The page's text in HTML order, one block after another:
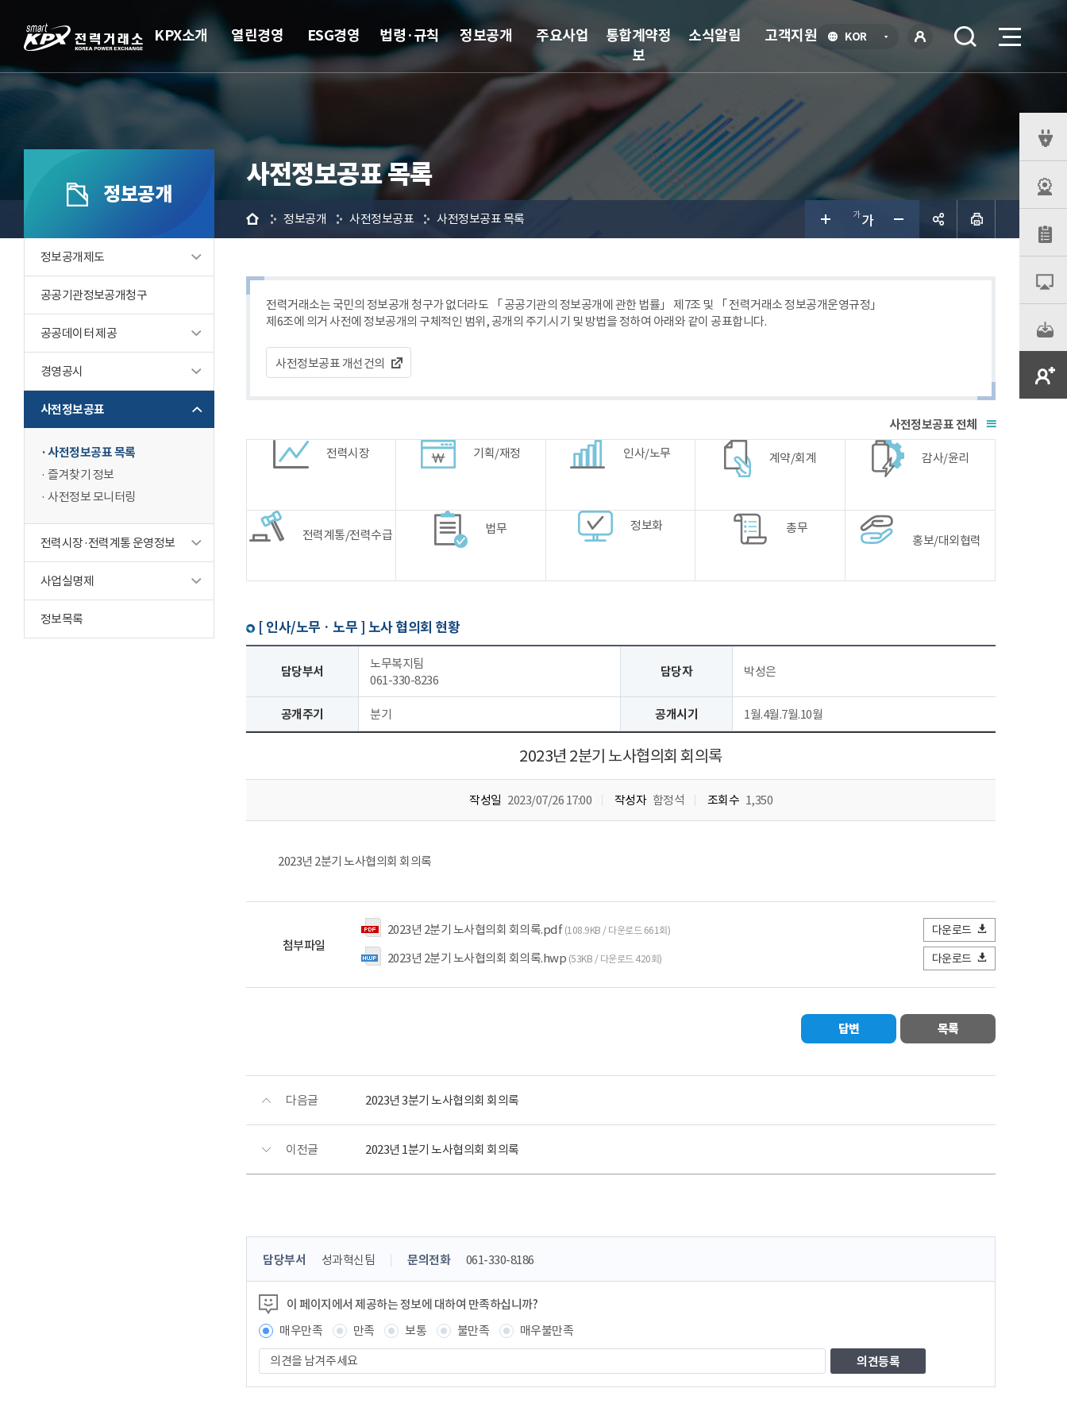
KOR언
그인
KPX소개 열린경영 ESG경영 법령·규칙 정보공개 주요사업
통합계약정
보
소식알림 고객지원
정보공개
정보공개제도
공공기관정보공개청구
공공데이터 제공
경영공시
사전정보공표
사전정보공표 목록
즐겨찾기 정보
사전정보 모니터링
전력시장·전력계통 운영정보
사업실명제
정보목록
사전정보공표 목록
홈 정보공개 사전정보공표 사전정보공표 목록
전력거래소는 국민의 정보공개 청구가 없더라도 「 공공기관의 정보공개에 관한 법률」 제7조 및 「 전력거래소 정보공개운영규정」
제6조에 의거 사전에 정보공개의 구체적인 범위, 공개의 주기.시기 및 방법을 정하여 아래와 같이 공표합니다.
사전정보공표 개선건의
전체
전력시장
기획/재정 인사/노무 계약/회계 감사/윤리
전력계통/전력수급 법무 정보화 총무
홍보/대외협력
[ 인사/노무 · 노무 ] 노사 협의회 현황
담당부서
노무복지팀
061-330-8236
담당자 박성은
공개주기 분기 공개시기 1월.4월.7월.10월
2023년 2분기 노사협의회 회의록
작성일 2023/07/26 17:00 작성자 함정석 조회수 1,350
2023년 2분기 노사협의회 회의록
첨부파일
2023년 2분기 노사협의회 회의록.pdf (108.9KB / 다운로드 661회) 다운로드
2023년 2분기 노사협의회 회의록.hwp (53KB / 다운로드 420회) 다운로드
답변 목록
다음글 2023년 3분기 노사협의회 회의록
이전글 2023년 1분기 노사협의회 회의록
콘
츠
정
보
책
임
자
담당부서 성과혁신팀 문의전화 061-330-8186
이 페이지에서 제공하는 정보에 대하여 만족하십니까?
매우만족
만족 보통 불만족
매우불만족
견
을
뉴